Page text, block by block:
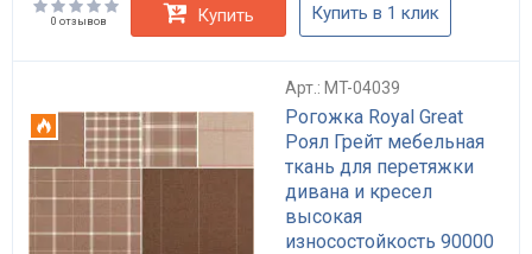
0 отзывов Купить Купить в 1 клик
Арт.: MT-04039
Рогожка Royal Great
Роял Грейт мебельная
ткань для перетяжки
дивана и кресел
высокая
износостойкость 90000
Огнестойкий